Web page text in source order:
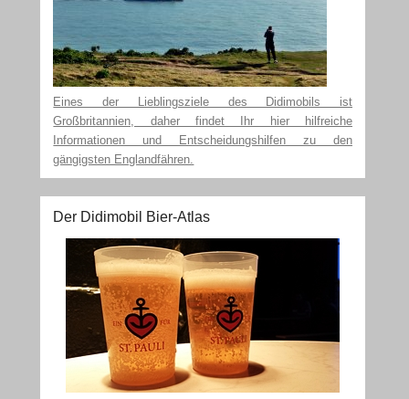
Eines der Lieblingsziele des Didimobils ist
Großbritannien, daher findet Ihr hier hilfreiche
Informationen und Entscheidungshilfen zu den
gängigsten Englandfähren.
Der Didimobil Bier-Atlas